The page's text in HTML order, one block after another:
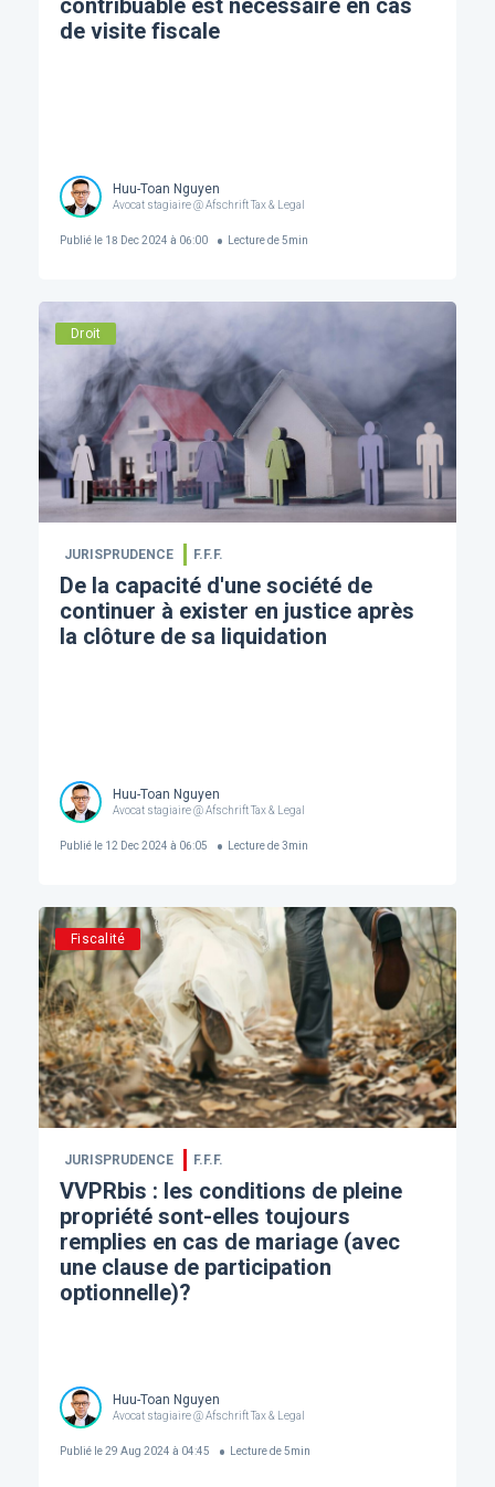
contribuable est nécessaire en cas
de visite fiscale
Huu-Toan Nguyen
Avocat stagiaire @ Afschrift Tax & Legal
Publié le18 Dec 2024 à 06:00 Lecture de5min
Droit
JURISPRUDENCE F.F.F.
De la capacité d'une société de
continuer à exister en justice après
la clôture de sa liquidation
Huu-Toan Nguyen
Avocat stagiaire @ Afschrift Tax & Legal
Publié le12 Dec 2024 à 06:05 Lecture de3min
Fiscalité
JURISPRUDENCE F.F.F.
VVPRbis : les conditions de pleine
propriété sont-elles toujours
remplies en cas de mariage (avec
une clause de participation
optionnelle)?
Huu-Toan Nguyen
Avocat stagiaire @ Afschrift Tax & Legal
Publié le29 Aug 2024 à 04:45 Lecture de5min